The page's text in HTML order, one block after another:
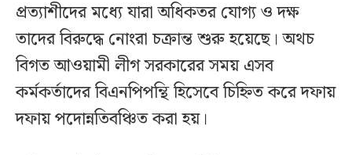
প্রত্যাশীদের মধ্যে যারা অধিকতর যোগ্য ও দক্ষ
তাদের বিরুদ্ধে নোংরা চক্রান্ত শুরু হয়েছে। অথচ
বিগত আওয়ামী লীগ সরকারের সময় এসব
কর্মকর্তাদের বিএনপিপন্থি হিসেবে চিহ্নিত করে দফায়
দফায় পদোন্নতিবঞ্চিত করা হয়।